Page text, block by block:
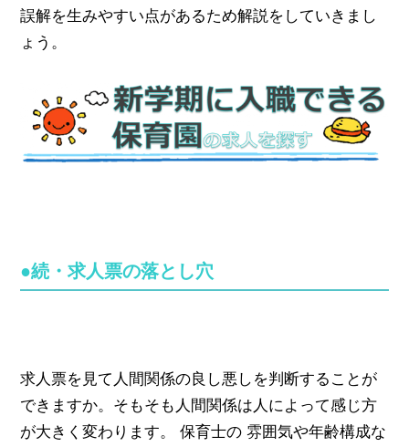
誤解を生みやすい点があるため解説をしていきまし
ょう。
●続・求人票の落とし穴
求人票を見て人間関係の良し悪しを判断することが
できますか。そもそも人間関係は人によって感じ方
が大きく変わります。 保育士の 雰囲気や年齢構成な